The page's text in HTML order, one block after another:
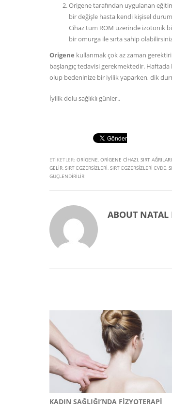
Origene tarafından uygulanan
bir değişle hasta kendi kişisel
Cihaz tüm ROM üzerinde izotonik
bir omurga ile sırta sahip
Origene kullanmak çok az zaman
başlangıç tedavisi gerekmektedir. Haftada
olup bedeninize bir iyilik yaparken, dik
İyilik dolu sağlıklı günler..
ETIKETLER: ORIGENE ORIGENE CIHAZI SIRT AĞRILARI
GELIR SIRT EGZERSIZLERI SIRT EGZERSIZLERI EVDE
GÜÇLENDIRILIR
ABOUT NATAL
KADIN SAĞLIĞI’NDA FIZYOTERAPI